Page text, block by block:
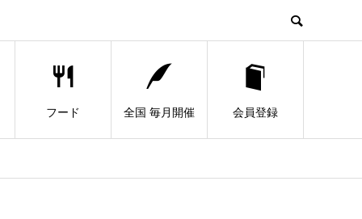
フード 全国 毎月開催 会員登録